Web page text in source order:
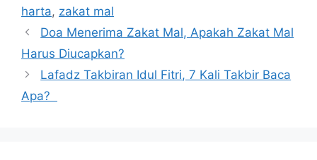
harta, zakat mal
Doa Menerima Zakat Mal, Apakah Zakat Mal
Harus Diucapkan?
Lafadz Takbiran Idul Fitri, 7 Kali Takbir Baca
Apa?